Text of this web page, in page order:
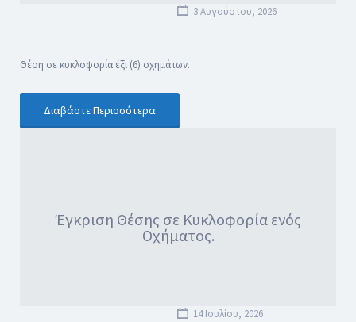
3 Αυγούστου, 2026
Θέση σε κυκλοφορία έξι (6) οχημάτων.
Διαβάστε Περισσότερα
Έγκριση Θέσης σε Κυκλοφορία ενός
Οχήματος.
14 Ιουλίου, 2026